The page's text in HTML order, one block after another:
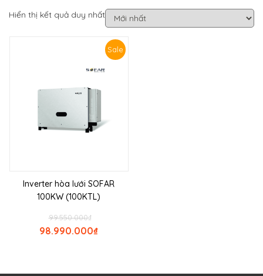
Hiển thị kết quả duy nhất
Sale
Inverter hòa lưới SOFAR
100KW (100KTL)
₫
99.550.000
₫
98.990.000